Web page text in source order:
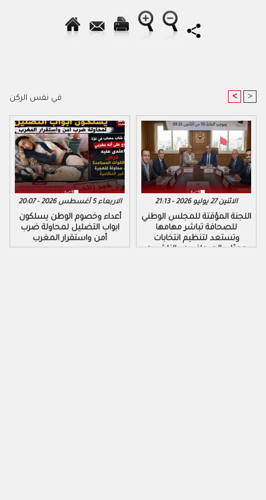
في نفس الركن < >
الاربعاء 5 أغسطس 2026 - 20:07
أعداء وخصوم الوطن يسلكون
ابواب التضليل لمحاولة ضرب
أمن واستقرار المغرب
الاثنين 27 يوليو 2026 - 21:13
اللجنة المؤقتة للمجلس الوطني
للصحافة تباشر مهامها
وتستعد لتنظيم انتخابات
ممثلي الصحافيين والناشرين